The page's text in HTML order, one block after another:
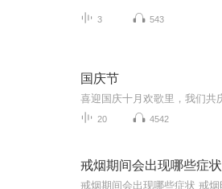
3 543
国庆节
20 4542
戒烟期间会出现哪些症状